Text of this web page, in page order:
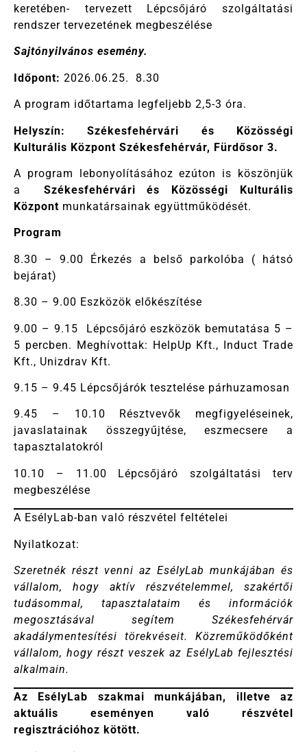
keretében- tervezett Lépcsőjáró szolgáltatási
rendszer tervezetének megbeszélése
Sajtónyilvános esemény.
Időpont: 2026.06.25. 8.30
A program időtartama legfeljebb 2,5-3 óra.
Helyszín: Székesfehérvári és Közösségi
Kulturális Központ Székesfehérvár, Fürdősor 3.
A program lebonyolításához ezúton is köszönjük
a
Székesfehérvári és Közösségi Kulturális
Központ munkatársainak együttműködését.
Program
8.30 – 9.00 Érkezés a belső parkolóba ( hátsó
bejárat)
8.30 – 9.00 Eszközök előkészítése
9.00 – 9.15 Lépcsőjáró eszközök bemutatása 5 –
5 percben. Meghívottak: HelpUp Kft., Induct Trade
Kft., Unizdrav Kft.
9.15 – 9.45 Lépcsőjárók tesztelése párhuzamosan
9.45 – 10.10 Résztvevők megfigyeléseinek,
javaslatainak összegyűjtése, eszmecsere a
tapasztalatokról
10.10 – 11.00 Lépcsőjáró szolgáltatási terv
megbeszélése
A EsélyLab-ban való részvétel feltételei
Nyilatkozat:
Szeretnék részt venni az EsélyLab munkájában és
vállalom, hogy aktív részvételemmel, szakértői
tudásommal, tapasztalataim és információk
megosztásával segítem Székesfehérvár
akadálymentesítési törekvéseit. Közreműködőként
vállalom, hogy részt veszek az EsélyLab fejlesztési
alkalmain.
Az EsélyLab szakmai munkájában, illetve az
aktuális eseményen való részvétel
regisztrációhoz kötött.